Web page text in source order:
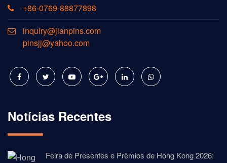
+86-0769-88877898
inquiry@jianpins.com
pinsjj@yahoo.com
Notícias Recentes
Feira de Presentes e Prêmios de Hong Kong 2026: